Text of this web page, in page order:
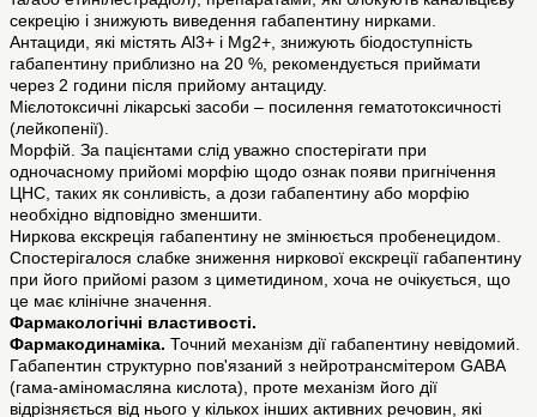
секрецію і знижують виведення габапентину нирками.
Антациди, які містять Al3+ і Mg2+, знижують біодоступність
габапентину приблизно на 20 %, рекомендується приймати
через 2 години після прийому антациду.
Мієлотоксичні лікарські засоби – посилення гематотоксичності
(лейкопенії).
Морфій. За пацієнтами слід уважно спостерігати при
одночасному прийомі морфію щодо ознак появи пригнічення
ЦНС, таких як сонливість, а дози габапентину або морфію
необхідно відповідно зменшити.
Ниркова екскреція габапентину не змінюється пробенецидом.
Спостерігалося слабке зниження ниркової екскреції габапентину
при його прийомі разом з циметидином, хоча не очікується, що
це має клінічне значення.
Фармакологічні властивості.
Фармакодинаміка. Точний механізм дії габапентину невідомий.
Габапентин структурно пов'язаний з нейротрансмітером GABA
(гама-аміномасляна кислота), проте механізм його дії
відрізняється від нього у кількох інших активних речовин, які